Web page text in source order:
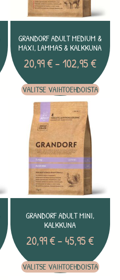
GRANDORF ADULT MEDIUM &
MAXI, LAMMAS & KALKKUNA
20,99€– 102,95€
VALITSE VAIHTOEHDOISTA
GRANDORF ADULT MINI,
KALKKUNA
20,99€– 45,95€
VALITSE VAIHTOEHDOISTA